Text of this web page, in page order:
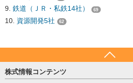
鉄道（ＪＲ・私鉄14社） 69
資源開発5社 62
株式情報コンテンツ